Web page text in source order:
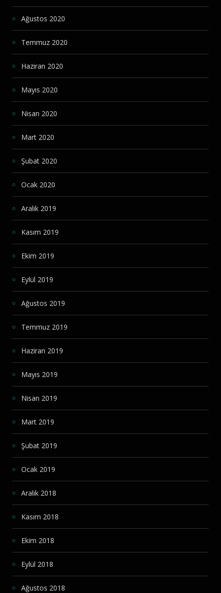
Ağustos 2020
Temmuz 2020
Haziran 2020
Mayıs 2020
Nisan 2020
Mart 2020
Şubat 2020
Ocak 2020
Aralık 2019
Kasım 2019
Ekim 2019
Eylül 2019
Ağustos 2019
Temmuz 2019
Haziran 2019
Mayıs 2019
Nisan 2019
Mart 2019
Şubat 2019
Ocak 2019
Aralık 2018
Kasım 2018
Ekim 2018
Eylül 2018
Ağustos 2018